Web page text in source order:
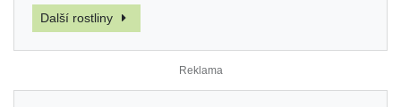
Další rostliny